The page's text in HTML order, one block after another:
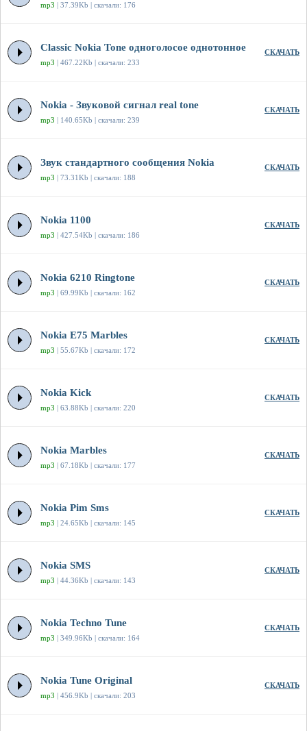
mp3 | 37.39Kb | скачали: 176
Classic Nokia Tone одноголосое однотонное
mp3 | 467.22Kb | скачали: 233
СКАЧАТЬ
Nokia - Звуковой сигнал real tone
mp3 | 140.65Kb | скачали: 239
СКАЧАТЬ
Звук стандартного сообщения Nokia
mp3 | 73.31Kb | скачали: 188
СКАЧАТЬ
Nokia 1100
mp3 | 427.54Kb | скачали: 186
СКАЧАТЬ
Nokia 6210 Ringtone
mp3 | 69.99Kb | скачали: 162
СКАЧАТЬ
Nokia E75 Marbles
mp3 | 55.67Kb | скачали: 172
СКАЧАТЬ
Nokia Kick
mp3 | 63.88Kb | скачали: 220
СКАЧАТЬ
Nokia Marbles
mp3 | 67.18Kb | скачали: 177
СКАЧАТЬ
Nokia Pim Sms
mp3 | 24.65Kb | скачали: 145
СКАЧАТЬ
Nokia SMS
mp3 | 44.36Kb | скачали: 143
СКАЧАТЬ
Nokia Techno Tune
mp3 | 349.96Kb | скачали: 164
СКАЧАТЬ
Nokia Tune Original
mp3 | 456.9Kb | скачали: 203
СКАЧАТЬ